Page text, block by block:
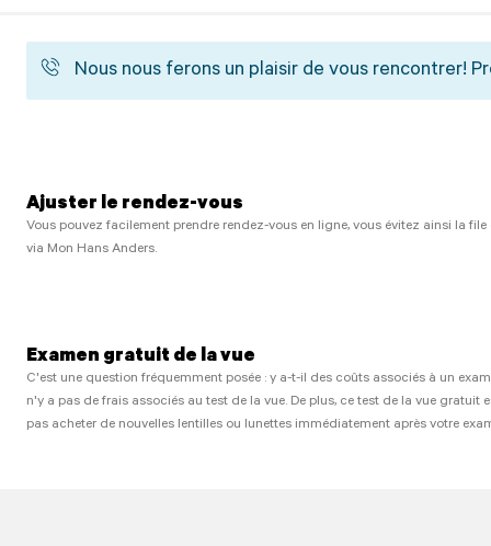
Nous nous ferons un plaisir de vous rencontrer!
Ajuster le rendez-vous
Vous pouvez facilement prendre rendez-vous en ligne, vous évitez ainsi la
via Mon Hans Anders.
Examen gratuit de la vue
C'est une question fréquemment posée : y a-t-il des coûts associés à un
n'y a pas de frais associés au test de la vue. De plus, ce test de la vue
pas acheter de nouvelles lentilles ou lunettes immédiatement après votre